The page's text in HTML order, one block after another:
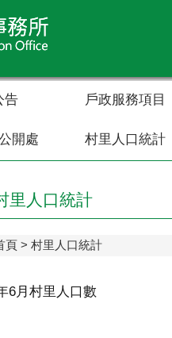
告 戶政服務項目
開處 村里人口統計
里人口統計
頁 村里人口統計
6月村里人口數